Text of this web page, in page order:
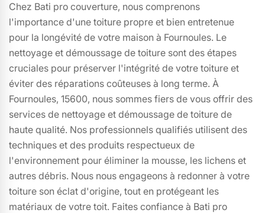
Chez Bati pro couverture, nous comprenons
l'importance d'une toiture propre et bien entretenue
pour la longévité de votre maison à Fournoules. Le
nettoyage et démoussage de toiture sont des étapes
cruciales pour préserver l'intégrité de votre toiture et
éviter des réparations coûteuses à long terme. À
Fournoules, 15600, nous sommes fiers de vous offrir des
services de nettoyage et démoussage de toiture de
haute qualité. Nos professionnels qualifiés utilisent des
techniques et des produits respectueux de
l'environnement pour éliminer la mousse, les lichens et
autres débris. Nous nous engageons à redonner à votre
toiture son éclat d'origine, tout en protégeant les
matériaux de votre toit. Faites confiance à Bati pro